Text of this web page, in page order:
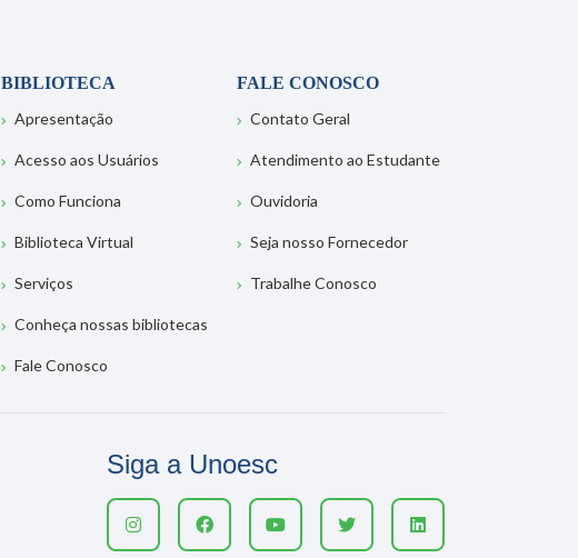
BIBLIOTECA
Apresentação
Acesso aos Usuários
Como Funciona
Biblioteca Virtual
Serviços
Conheça nossas bibliotecas
Fale Conosco
FALE CONOSCO
Contato Geral
Atendimento ao Estudante
Ouvidoria
Seja nosso Fornecedor
Trabalhe Conosco
Siga a Unoesc